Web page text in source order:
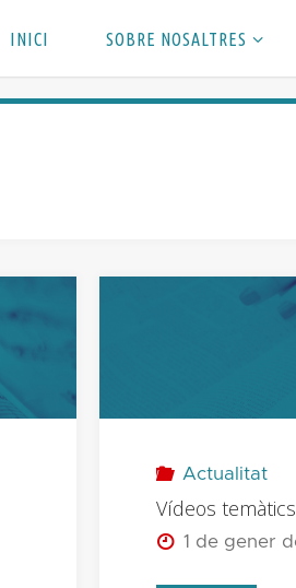
INICI SOBRE NOSALTRES
Actualitat
Vídeos
1 de gener